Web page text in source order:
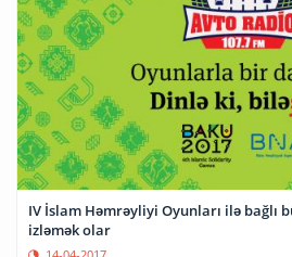
IV İslam Həmrəyliyi Oyunları ilə bağlı
izləmək olar